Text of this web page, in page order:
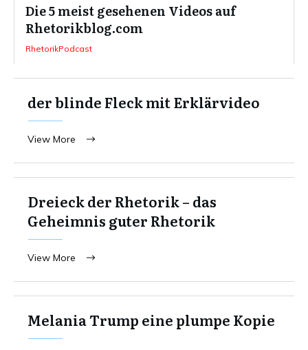
Die 5 meist gesehenen Videos auf
Rhetorikblog.com
RhetorikPodcast
der blinde Fleck mit Erklärvideo
View More
Dreieck der Rhetorik – das
Geheimnis guter Rhetorik
View More
Melania Trump eine plumpe Kopie